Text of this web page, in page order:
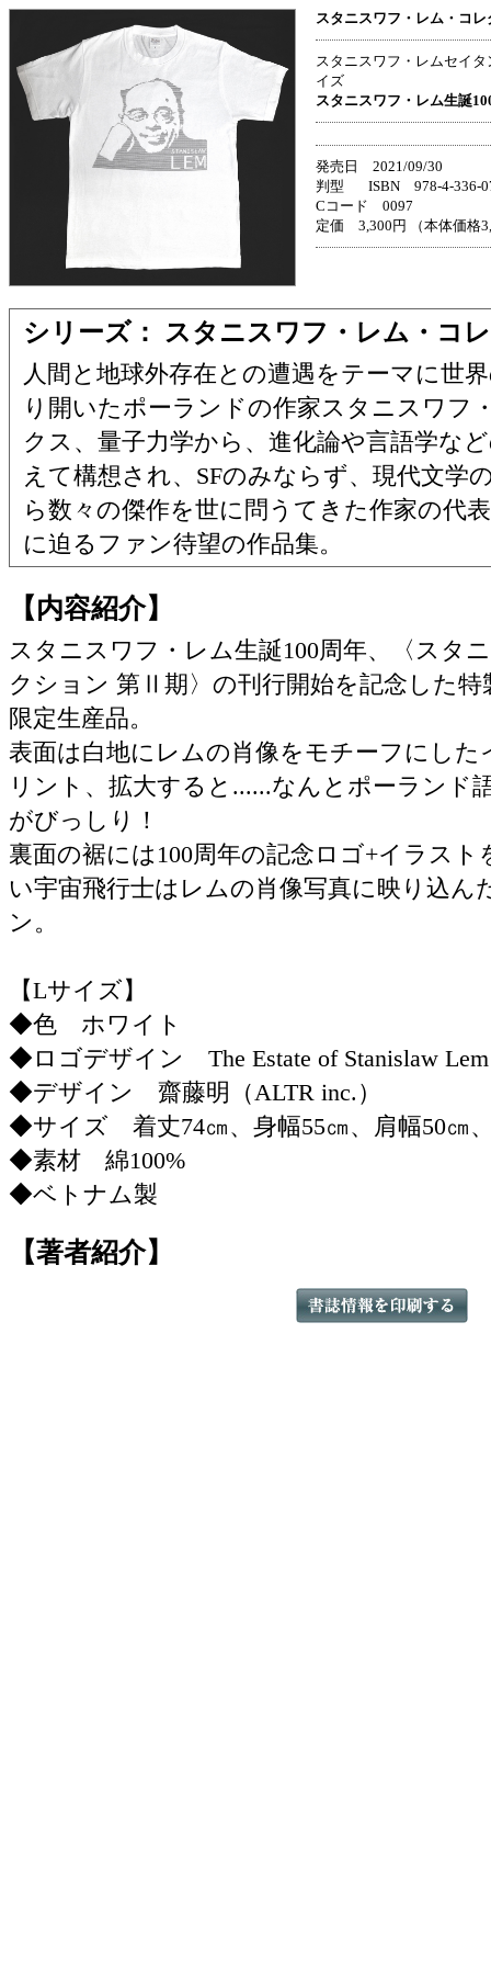
スタニスワフ・レム・コレ
スタニスワフ・レムセイ
イズ
スタニスワフ・レム生誕
発売日 2021/09/30
判型 ISBN 978-4-336-
Cコード 0097
定価 3,300円 （本体価格
シリーズ： スタニスワフ・レム・コ
人間と地球外存在との遭遇をテーマに世
り開いたポーランドの作家スタニスワフ
クス、量子力学から、進化論や言語学な
えて構想され、SFのみならず、現代文学
ら数々の傑作を世に問うてきた作家の代
に迫るファン待望の作品集。
【内容紹介】
スタニスワフ・レム生誕100周年、〈スタ
クション 第Ⅱ期〉の刊行開始を記念した特
限定生産品。
表面は白地にレムの肖像をモチーフにし
リント、拡大すると......なんとポーランド
がびっしり！
裏面の裾には100周年の記念ロゴ+イラス
い宇宙飛行士はレムの肖像写真に映り込ん
ン。
【Lサイズ】
◆色 ホワイト
◆ロゴデザイン The Estate of Stanislaw Lem
◆デザイン 齋藤明（ALTR inc.）
◆サイズ 着丈74㎝、身幅55㎝、肩幅50㎝
◆素材 綿100%
◆ベトナム製
【著者紹介】